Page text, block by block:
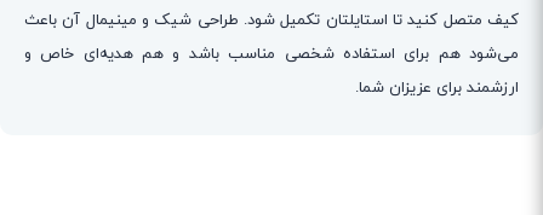
کیف متصل کنید تا استایلتان تکمیل شود. طراحی شیک و مینیمال آن باعث
می‌شود هم برای استفاده شخصی مناسب باشد و هم هدیه‌ای خاص و
ارزشمند برای عزیزان شما.